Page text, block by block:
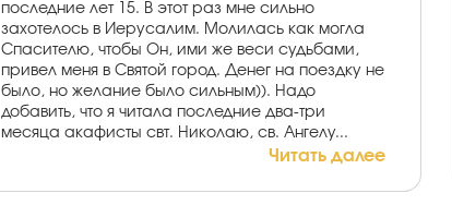
последние лет 15. В этот раз мне сильно
захотелось в Иерусалим. Молилась как могла
Спасителю, чтобы Он, ими же веси судьбами,
привел меня в Святой город. Денег на поездку не
было, но желание было сильным)). Надо
добавить, что я читала последние два-три
месяца акафисты свт. Николаю, св. Ангелу...
Читать далее